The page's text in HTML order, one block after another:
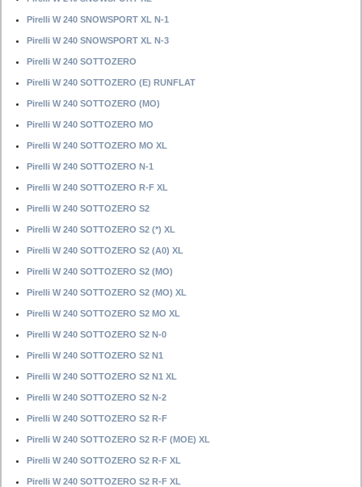
Pirelli W 240 SNOWSPORT XL N-1
Pirelli W 240 SNOWSPORT XL N-3
Pirelli W 240 SOTTOZERO
Pirelli W 240 SOTTOZERO (E) RUNFLAT
Pirelli W 240 SOTTOZERO (MO)
Pirelli W 240 SOTTOZERO MO
Pirelli W 240 SOTTOZERO MO XL
Pirelli W 240 SOTTOZERO N-1
Pirelli W 240 SOTTOZERO R-F XL
Pirelli W 240 SOTTOZERO S2
Pirelli W 240 SOTTOZERO S2 (*) XL
Pirelli W 240 SOTTOZERO S2 (A0) XL
Pirelli W 240 SOTTOZERO S2 (MO)
Pirelli W 240 SOTTOZERO S2 (MO) XL
Pirelli W 240 SOTTOZERO S2 MO XL
Pirelli W 240 SOTTOZERO S2 N-0
Pirelli W 240 SOTTOZERO S2 N1
Pirelli W 240 SOTTOZERO S2 N1 XL
Pirelli W 240 SOTTOZERO S2 N-2
Pirelli W 240 SOTTOZERO S2 R-F
Pirelli W 240 SOTTOZERO S2 R-F (MOE) XL
Pirelli W 240 SOTTOZERO S2 R-F XL
Pirelli W 240 SOTTOZERO S2 R-F XL